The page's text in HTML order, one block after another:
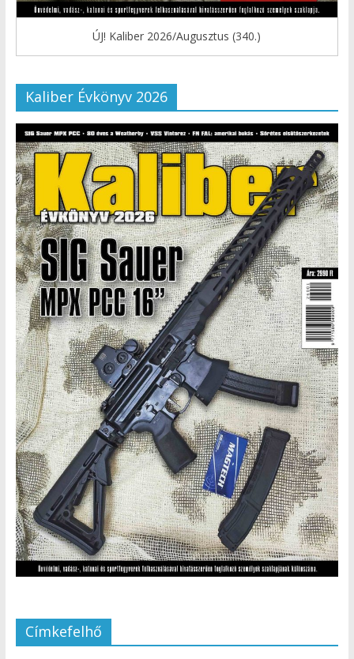
ÚJ! Kaliber 2026/Augusztus (340.)
Kaliber Évkönyv 2026
Címkefelhő